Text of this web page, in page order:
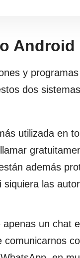
Android
y
dos
utilizada en
además
las
un chat